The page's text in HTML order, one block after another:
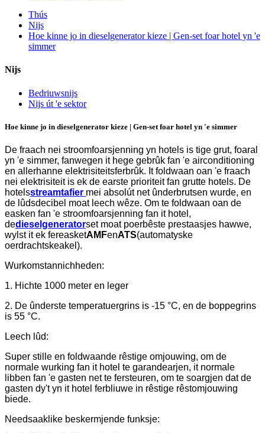
Thús
Nijs
Hoe kinne jo in dieselgenerator kieze | Gen-set foar hotel yn 'e
simmer
Nijs
Bedriuwsnijs
Nijs út 'e sektor
Hoe kinne jo in dieselgenerator kieze | Gen-set foar hotel yn 'e simmer
De fraach nei stroomfoarsjenning yn hotels is tige grut, foaral
yn 'e simmer, fanwegen it hege gebrûk fan 'e airconditioning
en allerhanne elektrisiteitsferbrûk. It foldwaan oan 'e fraach
nei elektrisiteit is ek de earste prioriteit fan grutte hotels. De
hotelsstreamtafier mei absolút net ûnderbrutsen wurde, en
de lûdsdecibel moat leech wêze. Om te foldwaan oan de
easken fan 'e stroomfoarsjenning fan it hotel,
dedieselgeneratorset moat poerbêste prestaasjes hawwe,
wylst it ek fereasketAMFenATS(automatyske
oerdrachtskeakel).
Wurkomstannichheden:
1. Hichte 1000 meter en leger
2. De ûnderste temperatuergrins is -15 °C, en de boppegrins
is 55 °C.
Leech lûd:
Super stille en foldwaande rêstige omjouwing, om de
normale wurking fan it hotel te garandearjen, it normale
libben fan 'e gasten net te fersteuren, om te soargjen dat de
gasten dy't yn it hotel ferbliuwe in rêstige rêstomjouwing
biede.
Needsaaklike beskermjende funksje: